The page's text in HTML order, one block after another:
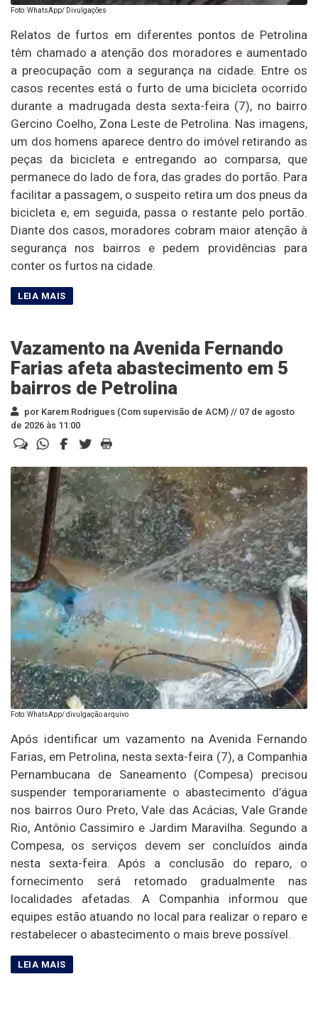
Foto: WhatsApp/ Divulgações
Relatos de furtos em diferentes pontos de Petrolina
têm chamado a atenção dos moradores e aumentado
a preocupação com a segurança na cidade. Entre os
casos recentes está o furto de uma bicicleta ocorrido
durante a madrugada desta sexta-feira (7), no bairro
Gercino Coelho, Zona Leste de Petrolina. Nas imagens,
um dos homens aparece dentro do imóvel retirando as
peças da bicicleta e entregando ao comparsa, que
permanece do lado de fora, das grades do portão. Para
facilitar a passagem, o suspeito retira um dos pneus da
bicicleta e, em seguida, passa o restante pelo portão.
Diante dos casos, moradores cobram maior atenção à
segurança nos bairros e pedem providências para
conter os furtos na cidade.
Vazamento na Avenida Fernando
Farias afeta abastecimento em 5
bairros de Petrolina
por Karem Rodrigues (Com supervisão de ACM) // 07 de agosto
de 2026 às 11:00
Foto: WhatsApp/ divulgação arquivo
Após identificar um vazamento na Avenida Fernando
Farias, em Petrolina, nesta sexta-feira (7), a Companhia
Pernambucana de Saneamento (Compesa) precisou
suspender temporariamente o abastecimento d’água
nos bairros Ouro Preto, Vale das Acácias, Vale Grande
Rio, Antônio Cassimiro e Jardim Maravilha. Segundo a
Compesa, os serviços devem ser concluídos ainda
nesta sexta-feira. Após a conclusão do reparo, o
fornecimento será retomado gradualmente nas
localidades afetadas. A Companhia informou que
equipes estão atuando no local para realizar o reparo e
restabelecer o abastecimento o mais breve possível.